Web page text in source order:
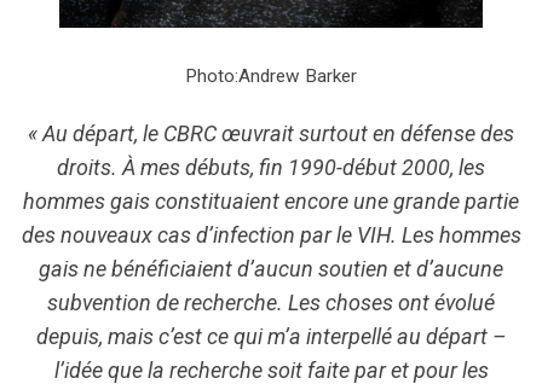
Photo:Andrew Barker
« Au départ, le CBRC œuvrait surtout en défense des
droits. À mes débuts, fin 1990-début 2000, les
hommes gais constituaient encore une grande partie
des nouveaux cas d’infection par le VIH. Les hommes
gais ne bénéficiaient d’aucun soutien et d’aucune
subvention de recherche. Les choses ont évolué
depuis, mais c’est ce qui m’a interpellé au départ –
l’idée que la recherche soit faite par et pour les